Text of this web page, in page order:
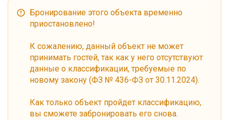
Бронирование этого объекта временно
приостановлено!
К сожалению, данный объект не может
принимать гостей, так как у него отсутствуют
данные о классификации, требуемые по
новому закону (ФЗ № 436-ФЗ от 30.11.2024).
Как только объект пройдет классификацию,
вы сможете забронировать его снова.